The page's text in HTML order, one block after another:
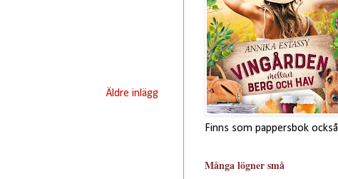
Äldre inlägg
Finns som pappersbok också
Många lögner små